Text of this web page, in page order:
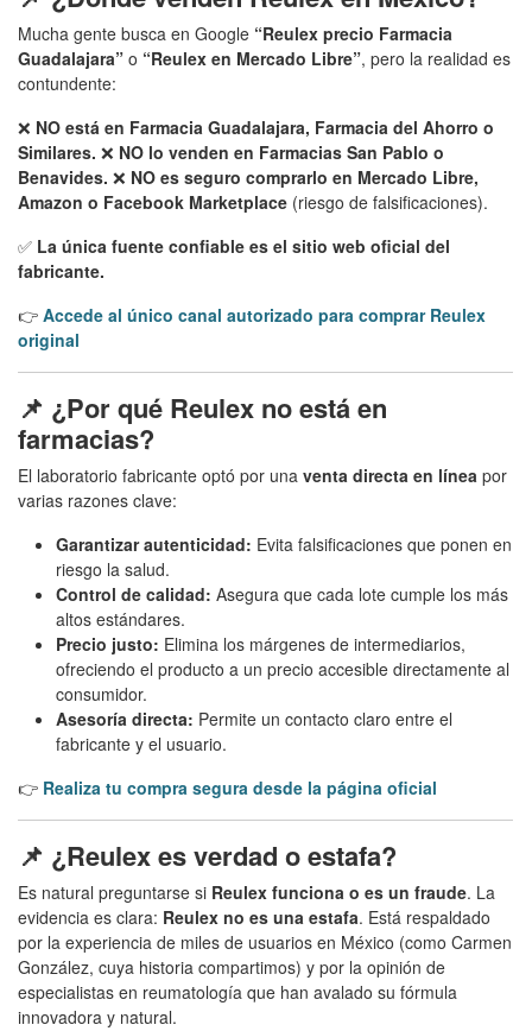
Mucha gente busca en Google “Reulex precio Farmacia
Guadalajara” o “Reulex en Mercado Libre”, pero la realidad es
contundente:
❌ NO está en Farmacia Guadalajara, Farmacia del Ahorro o
Similares. ❌ NO lo venden en Farmacias San Pablo o
Benavides. ❌ NO es seguro comprarlo en Mercado Libre,
Amazon o Facebook Marketplace (riesgo de falsificaciones).
✅ La única fuente confiable es el sitio web oficial del
fabricante.
👉 Accede al único canal autorizado para comprar Reulex
original
📌 ¿Por qué Reulex no está en
farmacias?
El laboratorio fabricante optó por una venta directa en línea por
varias razones clave:
Garantizar autenticidad: Evita falsificaciones que ponen en
riesgo la salud.
Control de calidad: Asegura que cada lote cumple los más
altos estándares.
Precio justo: Elimina los márgenes de intermediarios,
ofreciendo el producto a un precio accesible directamente al
consumidor.
Asesoría directa: Permite un contacto claro entre el
fabricante y el usuario.
👉 Realiza tu compra segura desde la página oficial
📌 ¿Reulex es verdad o estafa?
Es natural preguntarse si Reulex funciona o es un fraude. La
evidencia es clara: Reulex no es una estafa. Está respaldado
por la experiencia de miles de usuarios en México (como Carmen
González, cuya historia compartimos) y por la opinión de
especialistas en reumatología que han avalado su fórmula
innovadora y natural.